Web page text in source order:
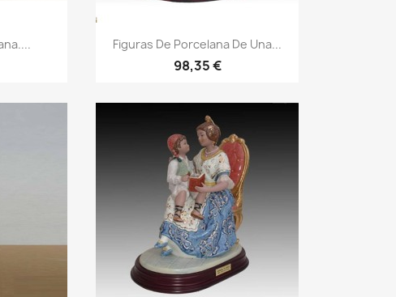
Figuras De Porcelana De Una...
98,35 €